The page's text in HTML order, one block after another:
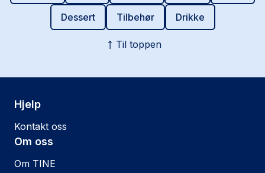
Dessert Tilbehør Drikke
Til toppen
Hjelp
Kontakt oss
Om oss
Om TINE